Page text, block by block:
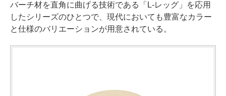
バーチ材を直角に曲げる技術である「L-レッグ」を応用
したシリーズのひとつで、現代においても豊富なカラー
と仕様のバリエーションが用意されている。